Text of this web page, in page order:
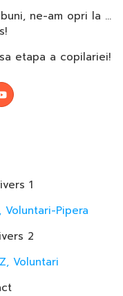
ne-am opri la …
etapa a copilariei!
1
Voluntari-Pipera
2
Voluntari